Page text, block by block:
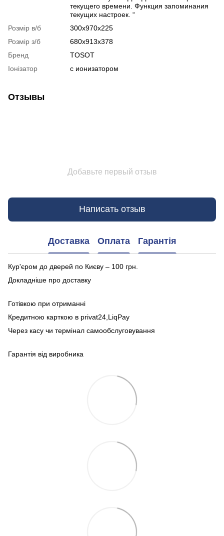
текущего времени. Функция запоминания
текущих настроек. “
Розмір в/б
300x970x225
Розмір з/б
680x913x378
Бренд
TOSOT
Іонізатор
с ионизатором
Отзывы
Добавьте первый отзыв
Написать отзыв
Доставка Оплата Гарантія
Кур'єром до дверей по Києву – 100 грн.
Докладніше про доставку
Готівкою при отриманні
Кредитною карткою в privat24,LiqPay
Через касу чи термінал самообслуговування
Гарантія від виробника